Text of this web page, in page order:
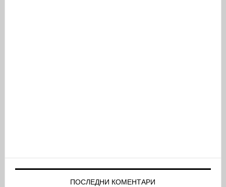
ПОСЛЕДНИ КОМЕНТАРИ